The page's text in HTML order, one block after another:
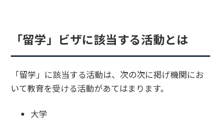
「留学」ビザに該当する活動とは
「留学」に該当する活動は、次の次に掲げ機関にお
いて教育を受ける活動があてはまります。
大学